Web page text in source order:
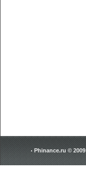
Phinance.ru © 2009